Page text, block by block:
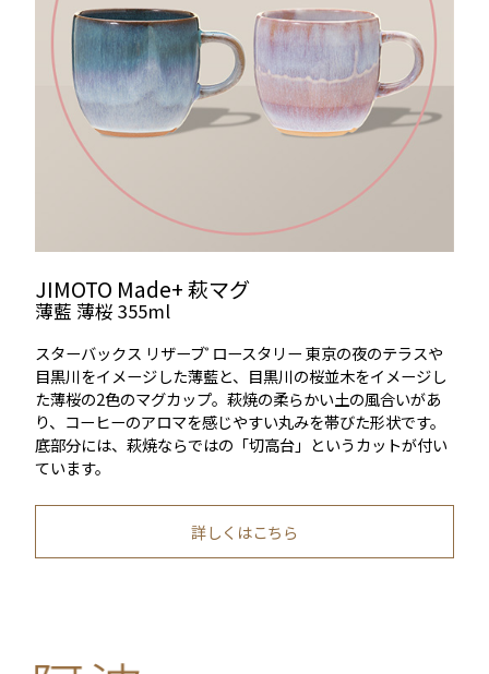
JIMOTO Made+ 萩マグ
薄藍 薄桜 355ml
スターバックス リザーブ®️ ロースタリー 東京の夜のテラスや
目黒川をイメージした薄藍と、目黒川の桜並木をイメージし
た薄桜の2色のマグカップ。萩焼の柔らかい土の風合いがあ
り、コーヒーのアロマを感じやすい丸みを帯びた形状です。
底部分には、萩焼ならではの「切高台」というカットが付い
ています。
詳しくはこちら